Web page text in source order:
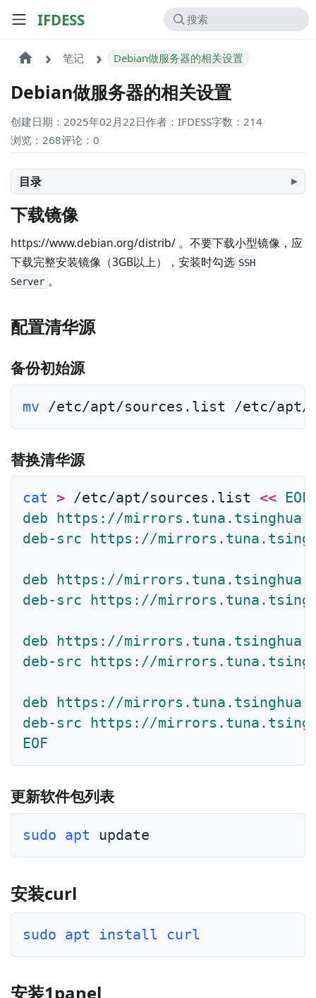
IFDESS
笔记 Debian做服务器的相关设置
Debian做服务器的相关设置
创建日期：2025年02月22日作者：IFDESS字数：214
浏览：268评论：0
目录
下载镜像
https://www.debian.org/distrib/ 。不要下载小型镜像，应
下载完整安装镜像（3GB以上），安装时勾选 SSH
Server 。
配置清华源
备份初始源
mv
替换清华源
cat > /etc/apt/sources.list <<
EOF
deb https://
deb-src https://
deb https://
deb-src https://
deb https://
deb-src https://
deb https://
deb-src https://
EOF
更新软件包列表
sudo apt
安装curl
sudo apt install curl
安装1panel